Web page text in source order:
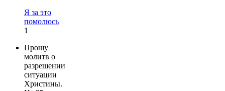
Я за это
помолюсь
1
Прошу
молитв о
разрешении
ситуации
Христины.